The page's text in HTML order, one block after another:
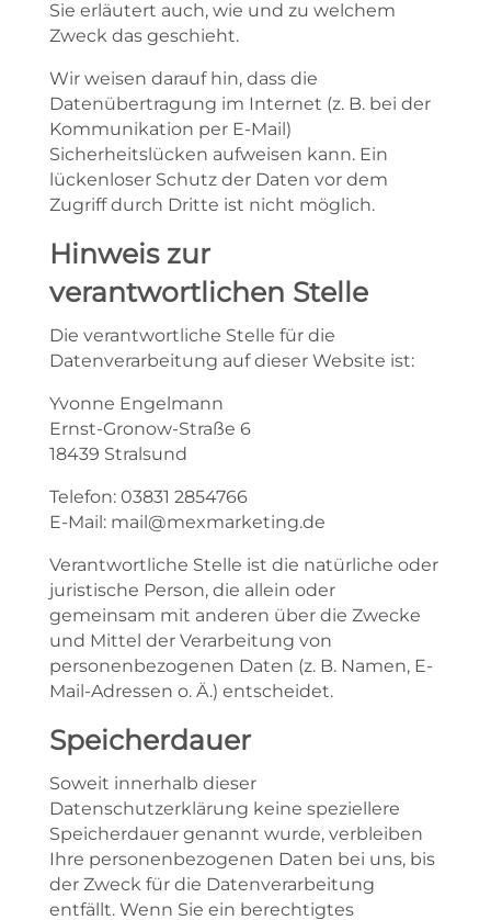
Sie erläutert auch, wie und zu welchem
Zweck das geschieht.
Wir weisen darauf hin, dass die
Datenübertragung im Internet (z. B. bei der
Kommunikation per E-Mail)
Sicherheitslücken aufweisen kann. Ein
lückenloser Schutz der Daten vor dem
Zugriff durch Dritte ist nicht möglich.
Hinweis zur
verantwortlichen Stelle
Die verantwortliche Stelle für die
Datenverarbeitung auf dieser Website ist:
Yvonne Engelmann
Ernst-Gronow-Straße 6
18439 Stralsund
Telefon: 03831 2854766
E-Mail: mail@mexmarketing.de
Verantwortliche Stelle ist die natürliche oder
juristische Person, die allein oder
gemeinsam mit anderen über die Zwecke
und Mittel der Verarbeitung von
personenbezogenen Daten (z. B. Namen, E-
Mail-Adressen o. Ä.) entscheidet.
Speicherdauer
Soweit innerhalb dieser
Datenschutzerklärung keine speziellere
Speicherdauer genannt wurde, verbleiben
Ihre personenbezogenen Daten bei uns, bis
der Zweck für die Datenverarbeitung
entfällt. Wenn Sie ein berechtigtes